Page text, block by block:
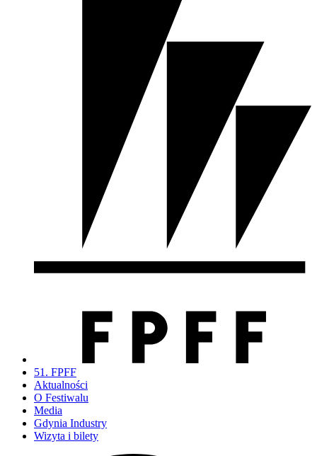
51. FPFF
Aktualności
O Festiwalu
Media
Gdynia Industry
Wizyta i bilety